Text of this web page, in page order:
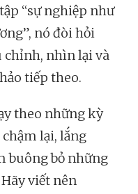
“sự nghiệp như
nó đòi hỏi
chỉnh, nhìn lại và
tiếp theo.
theo những kỳ
lại, lắng
buông bỏ những
viết nên